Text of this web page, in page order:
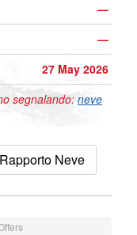
—
—
27 May 2026
segnalando: neve
Neve